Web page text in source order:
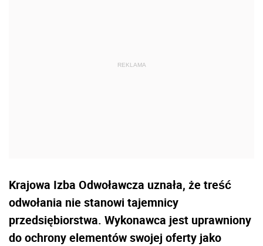
Krajowa Izba Odwoławcza uznała, że treść
odwołania nie stanowi tajemnicy
przedsiębiorstwa. Wykonawca jest uprawniony
do ochrony elementów swojej oferty jako